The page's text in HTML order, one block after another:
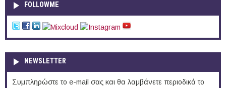
FOLLOWME
NEWSLETTER
Συμπληρώστε το e-mail σας και θα λαμβάνετε περιοδικά το